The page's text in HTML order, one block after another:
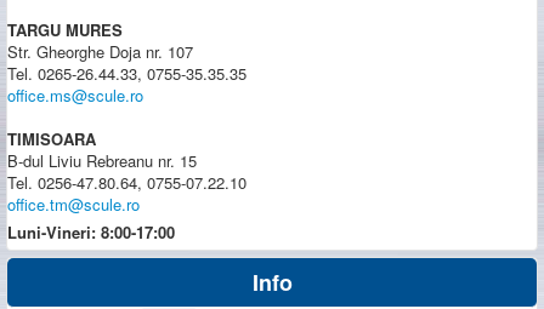
TARGU MURES
Str. Gheorghe Doja nr. 107
Tel. 0265-26.44.33, 0755-35.35.35
office.ms@scule.ro
TIMISOARA
B-dul Liviu Rebreanu nr. 15
Tel. 0256-47.80.64, 0755-07.22.10
office.tm@scule.ro
Luni-Vineri: 8:00-17:00
Info